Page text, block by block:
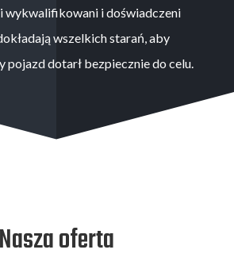
wykwalifikowani i doświadczeni
wszelkich starań, aby
pojazd dotarł bezpiecznie do celu.
Nasza oferta